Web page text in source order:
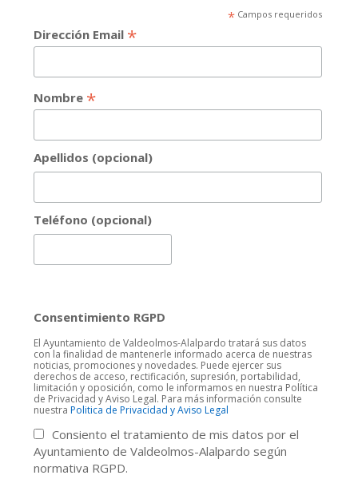
*Campos requeridos
Dirección Email *
Nombre *
Apellidos (opcional)
Teléfono (opcional)
Consentimiento RGPD
El Ayuntamiento de Valdeolmos-Alalpardo tratará sus datos
con la finalidad de mantenerle informado acerca de nuestras
noticias, promociones y novedades. Puede ejercer sus
derechos de acceso, rectificación, supresión, portabilidad,
limitación y oposición, como le informamos en nuestra Política
de Privacidad y Aviso Legal. Para más información consulte
nuestra Politica de Privacidad y Aviso Legal
Consiento el tratamiento de mis datos por el
Ayuntamiento de Valdeolmos-Alalpardo según
normativa RGPD.